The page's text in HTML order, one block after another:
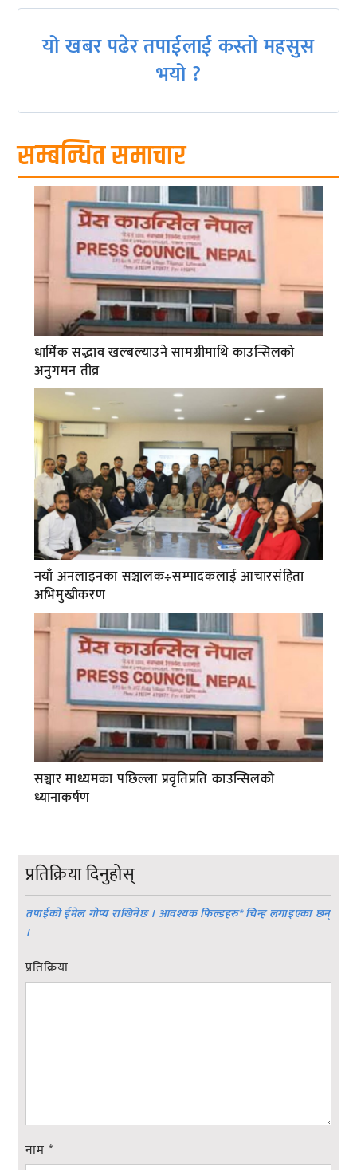
यो खबर पढेर तपाईलाई कस्तो महसुस
भयो ?
सम्बन्धित समाचार
धार्मिक सद्भाव खल्बल्याउने सामग्रीमाथि काउन्सिलको
अनुगमन तीव्र
नयाँ अनलाइनका सञ्चालक÷सम्पादकलाई आचारसंहिता
अभिमुखीकरण
सञ्चार माध्यमका पछिल्ला प्रवृतिप्रति काउन्सिलको
ध्यानाकर्षण
प्रतिक्रिया दिनुहोस्
तपाईको ईमेल गोप्य राखिनेछ । आवश्यक फिल्डहरु*चिन्ह लगाइएका छन्
।
प्रतिक्रिया
नाम *